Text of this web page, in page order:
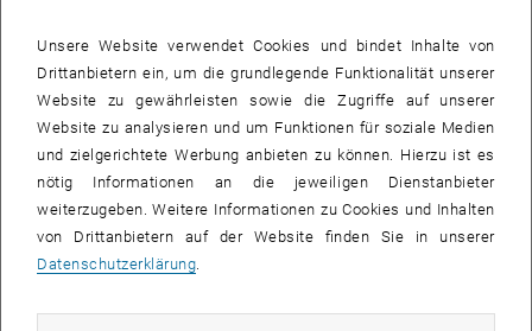
SUMP_Salzburg
Erstellung des Salzburger Mobiltätsplans
Laufzeit: 01/2025 - 11/2027
Auftraggeber: Stadt Salzburg
TU Projektdatenbank, öffnet eine externe URL in einem neuen Fenster
V-Modell_Trafix
der Straße I/64
Unsere Website verwendet Cookies und bindet Inhalte von
Drittanbietern ein, um die grundlegende Funktionalität unserer
Website zu gewährleisten sowie die Zugriffe auf unserer
Website zu analysieren und um Funktionen für soziale Medien
und zielgerichtete Werbung anbieten zu können. Hierzu ist es
nötig Informationen an die jeweiligen Dienstanbieter
weiterzugeben. Weitere Informationen zu Cookies und Inhalten
von Drittanbietern auf der Website finden Sie in unserer
Datenschutzerklärung.